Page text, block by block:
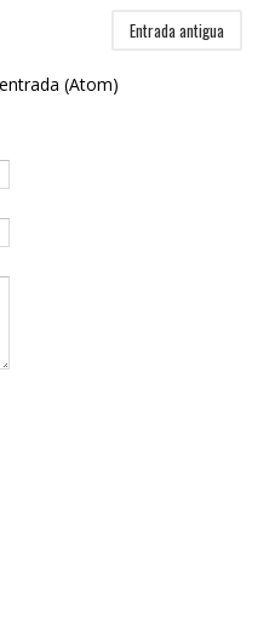
Entrada antigua
(Atom)